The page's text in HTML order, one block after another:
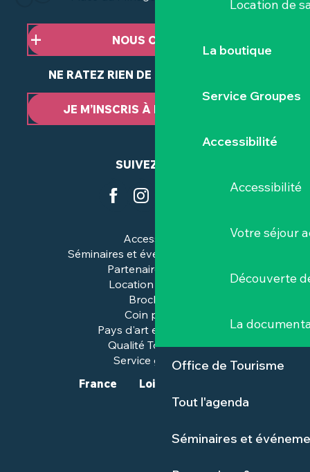
Location de
La boutique
Service Groupes
Accessibilité
Accessibilité
Votre séjour
Découverte
La
Office de Tourisme
Tout l'agenda
Séminaires et
NOUS CONTACTER
NE RATEZ RIEN DE NOTRE ACTUALITÉ
JE M’INSCRIS À LA NEWSLETTER
SUIVEZ-NOUS
Accessibilité
Séminaires et événements pros
Partenaires & pros
Location de salles
Brochures
Coin presse
Pays d'art et d'histoire
Qualité Tourisme™
Service groupes
France
Loire-Atlantique